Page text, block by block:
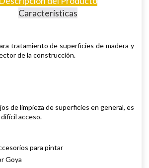
Características
tratamiento de superficies de madera y
de la construcción.
de limpieza de superficies en general, es
acceso.
para pintar
Goya